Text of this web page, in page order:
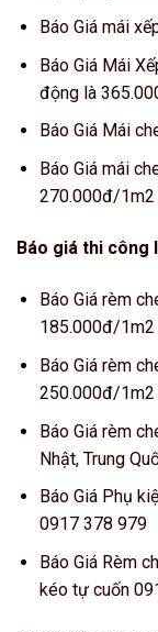
Báo Giá mái
Báo Giá Mái
động là
Báo Giá Mái
Báo Giá mái
270.000đ/1m2
Báo giá thi công
Báo Giá rèm
185.000đ/1m2
Báo Giá rèm
250.000đ/1m2
Báo Giá rèm
Nhật, Trung
Báo Giá Phụ
0917 378 979
Báo Giá Rèm
kéo tự cuốn